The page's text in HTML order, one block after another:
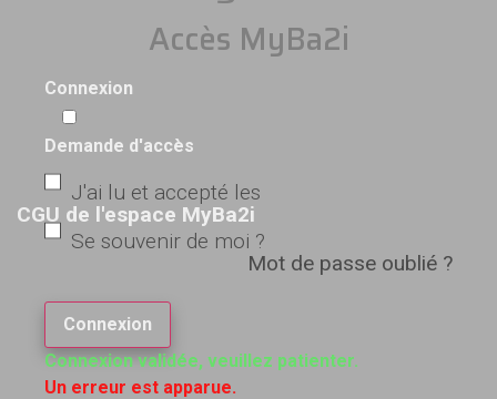
Accès MyBa2i
Connexion
Demande d'accès
J'ai lu et accepté les
CGU de l'espace MyBa2i
Se souvenir de moi ?
Mot de passe oublié ?
Connexion
Connexion validée, veuillez patienter.
Un erreur est apparue.